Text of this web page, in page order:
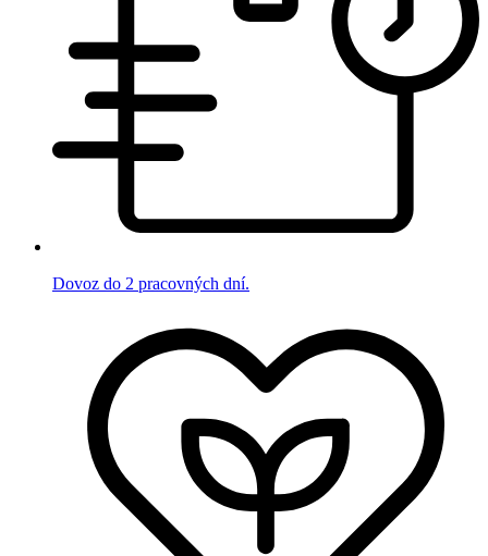
Dovoz do 2 pracovných dní.